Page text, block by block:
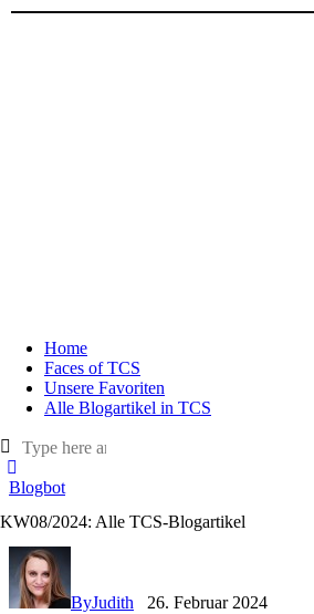
Home
Faces of TCS
Unsere Favoriten
Alle Blogartikel in TCS
Blogbot
KW08/2024: Alle TCS-Blogartikel
ByJudith
26. Februar 2024